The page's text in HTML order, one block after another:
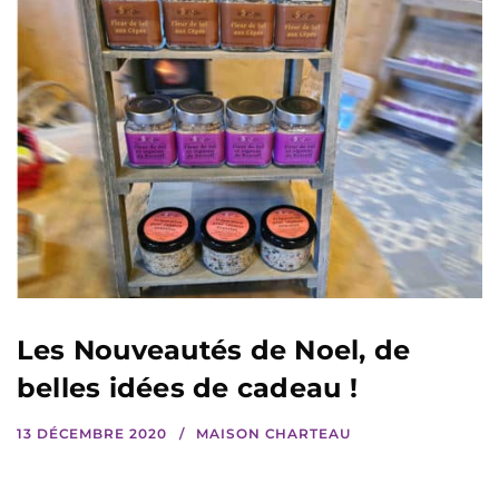
Les Nouveautés de Noel, de
belles idées de cadeau !
13 DÉCEMBRE 2020 MAISON CHARTEAU